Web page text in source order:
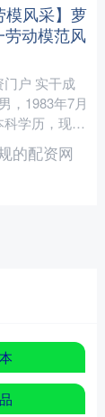
模风采】萝
动模范风
户 实干成
，1983年7月
学历，现任
投身教育事
的配资网